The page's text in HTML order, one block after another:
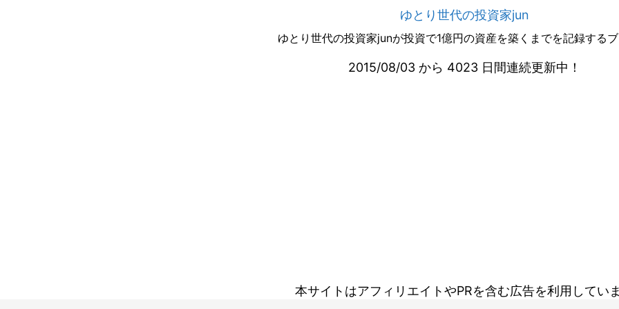
ゆとり世代の投資家jun
ゆとり世代の投資家junが投資で1億円の資産を築くまでを記録するブ
2015/08/03 から 4023 日間連続更新中！
本サイトはアフィリエイトやPRを含む広告を利用してい